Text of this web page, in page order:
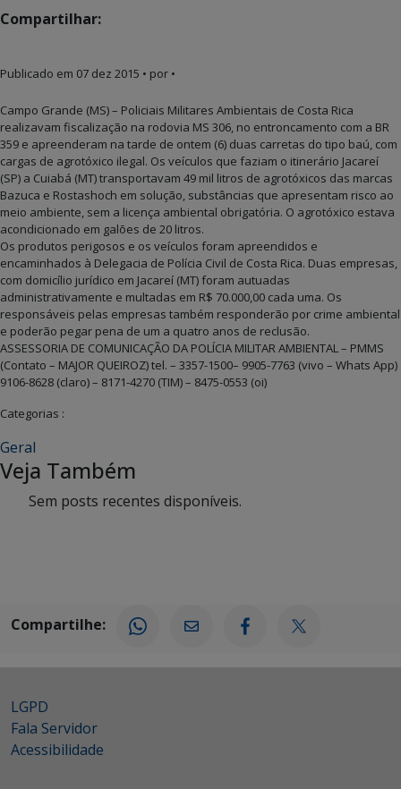
Compartilhar:
Publicado em 07 dez 2015 • por •
Campo Grande (MS) – Policiais Militares Ambientais de Costa Rica
realizavam fiscalização na rodovia MS 306, no entroncamento com a BR
359 e apreenderam na tarde de ontem (6) duas carretas do tipo baú, com
cargas de agrotóxico ilegal. Os veículos que faziam o itinerário Jacareí
(SP) a Cuiabá (MT) transportavam 49 mil litros de agrotóxicos das marcas
Bazuca e Rostashoch em solução, substâncias que apresentam risco ao
meio ambiente, sem a licença ambiental obrigatória. O agrotóxico estava
acondicionado em galões de 20 litros.
Os produtos perigosos e os veículos foram apreendidos e
encaminhados à Delegacia de Polícia Civil de Costa Rica. Duas empresas,
com domicílio jurídico em Jacareí (MT) foram autuadas
administrativamente e multadas em R$ 70.000,00 cada uma. Os
responsáveis pelas empresas também responderão por crime ambiental
e poderão pegar pena de um a quatro anos de reclusão.
ASSESSORIA DE COMUNICAÇÃO DA POLÍCIA MILITAR AMBIENTAL – PMMS
(Contato – MAJOR QUEIROZ) tel. – 3357-1500– 9905-7763 (vivo – Whats App)
9106-8628 (claro) – 8171-4270 (TIM) – 8475-0553 (oi)
Categorias :
Geral
Veja Também
Sem posts recentes disponíveis.
Compartilhe:
LGPD
Fala Servidor
Acessibilidade